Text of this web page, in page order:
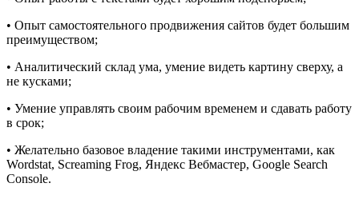
• Опыт самостоятельного продвижения сайтов будет большим
преимуществом;
• Аналитический склад ума, умение видеть картину сверху, а
не кусками;
• Умение управлять своим рабочим временем и сдавать работу
в срок;
• Желательно базовое владение такими инструментами, как
Wordstat, Screaming Frog, Яндекс Вебмастер, Google Search
Console.